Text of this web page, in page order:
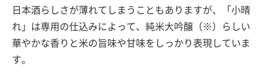
日本酒らしさが薄れてしまうこともありますが、「小晴
れ」は専用の仕込みによって、純米大吟醸（※）らしい
華やかな香りと米の旨味や甘味をしっかり表現していま
す。